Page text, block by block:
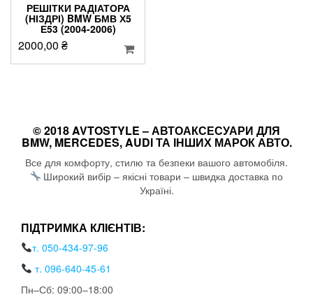
РЕШІТКИ РАДІАТОРА
(НІЗДРІ) BMW БМВ Х5
Е53 (2004-2006)
2000,00 ₴
© 2018 AVTOSTYLE – АВТОАКСЕСУАРИ ДЛЯ
BMW, MERCEDES, AUDI ТА ІНШИХ МАРОК АВТО.
Все для комфорту, стилю та безпеки вашого автомобіля.
Широкий вибір – якісні товари – швидка доставка по
Україні.
ПІДТРИМКА КЛІЄНТІВ:
т. 050-434-97-96
т. 096-640-45-61
Пн–Сб: 09:00–18:00